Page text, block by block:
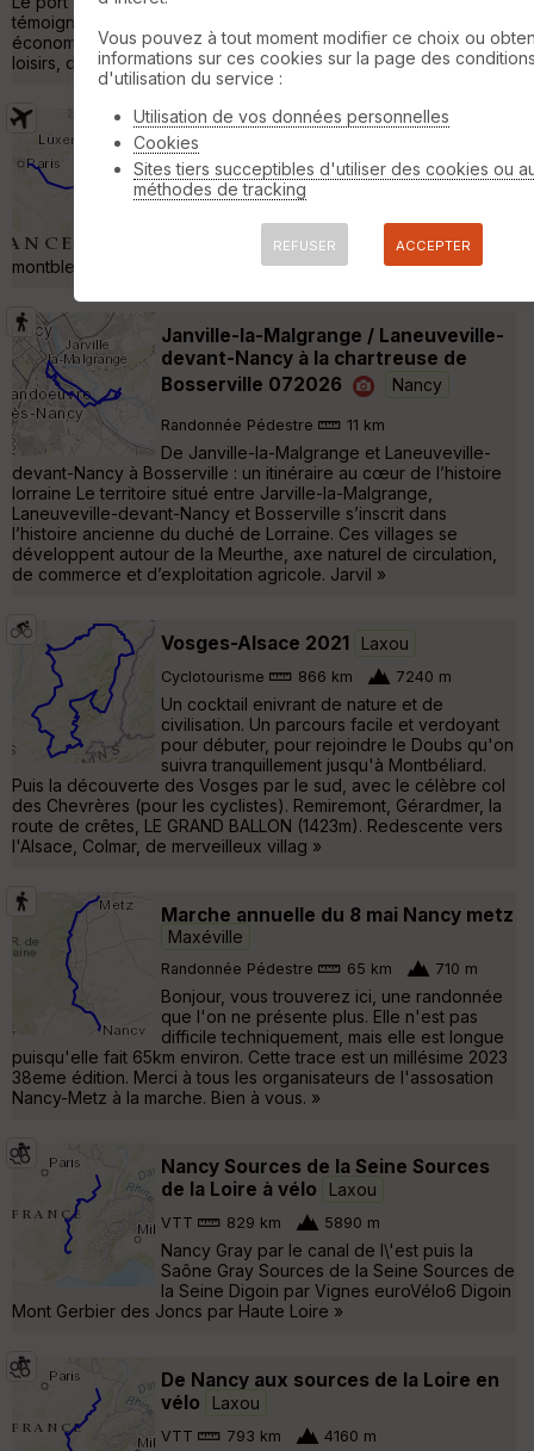
témoignent de la transformation du canal : autrefois outil
économique essentiel, il est devenu aujourd'hui un espace de
loisirs, de découverte et de va »
Vol Nancy LFSN - retour - 24/07/22
Essey-lès-Nancy
Vol motorisé 397 km
vol vers Nancy Essey le 24 juillet, pas trop
de photos mais plus d'infos par ici aero-
montbleu.net/AMBurl.php?idAr=110 »
Janville-la-Malgrange / Laneuveville-
devant-Nancy à la chartreuse de
Bosserville 072026
Nancy
Randonnée Pédestre 11 km
De Janville-la-Malgrange et Laneuveville-
devant-Nancy à Bosserville : un itinéraire au cœur de l’histoire
lorraine Le territoire situé entre Jarville-la-Malgrange,
Laneuveville-devant-Nancy et Bosserville s’inscrit dans
l’histoire ancienne du duché de Lorraine. Ces villages se
développent autour de la Meurthe, axe naturel de circulation,
de commerce et d’exploitation agricole. Jarvil »
Vosges-Alsace 2021 Laxou
Cyclotourisme 866 km 7240 m
Un cocktail enivrant de nature et de
civilisation. Un parcours facile et verdoyant
pour débuter, pour rejoindre le Doubs qu'on
suivra tranquillement jusqu'à Montbéliard.
Puis la découverte des Vosges par le sud, avec le célèbre col
des Chevrères (pour les cyclistes). Remiremont, Gérardmer, la
route de crêtes, LE GRAND BALLON (1423m). Redescente vers
l'Alsace, Colmar, de merveilleux villag »
Marche annuelle du 8 mai Nancy metz
Maxéville
Randonnée Pédestre 65 km 710 m
Bonjour, vous trouverez ici, une randonnée
que l'on ne présente plus. Elle n'est pas
difficile techniquement, mais elle est longue
puisqu'elle fait 65km environ. Cette trace est un millésime 2023
38eme édition. Merci à tous les organisateurs de l'assosation
Nancy-Metz à la marche. Bien à vous. »
Nancy Sources de la Seine Sources
de la Loire à vélo
Laxou
VTT 829 km 5890 m
Nancy Gray par le canal de l\'est puis la
Saône Gray Sources de la Seine Sources de
la Seine Digoin par Vignes euroVélo6 Digoin
Mont Gerbier des Joncs par Haute Loire »
De Nancy aux sources de la Loire en
vélo
Laxou
VTT 793 km 4160 m
Vous pouvez à tout moment modifier ce choix ou
informations sur ces cookies sur la page des
d'utilisation du service :
Utilisation de vos données personnelles
Cookies
Sites tiers succeptibles d'utiliser des cookies ou
méthodes de tracking
REFUSER ACCEPTER